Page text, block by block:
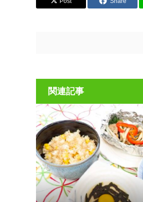
関連記事